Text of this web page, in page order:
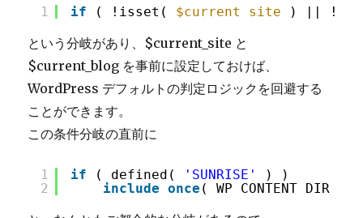
1 if ( !isset( $current_site ) ||
という分岐があり、$current_site と
$current_blog を事前に設定しておけば、
WordPress デフォルトの判定ロジックを回避する
ことができます。
この条件分岐の直前に
1
2
if ( defined( 'SUNRISE'
) )
include_once ( WP_CONTENT_DIR .